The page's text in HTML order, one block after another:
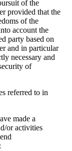
of the
provided that the
of the
account the
party based on
and in particular
necessary and
of
referred to in
made a
or activities